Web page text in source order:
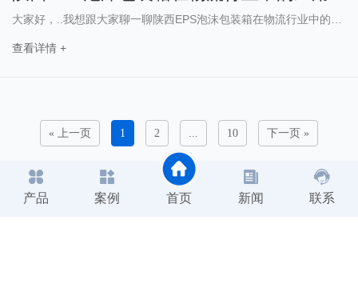
查看详情 +
« 上一页 1 2 10 下一页 »
产品 案例 新闻 联系
首页